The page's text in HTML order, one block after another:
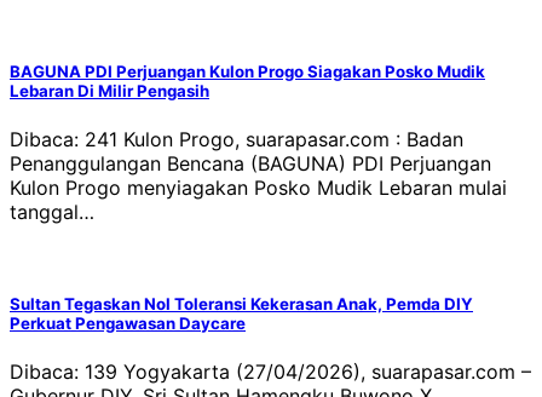
BAGUNA PDI Perjuangan Kulon Progo Siagakan Posko Mudik
Lebaran Di Milir Pengasih
Dibaca: 241 Kulon Progo, suarapasar.com : Badan
Penanggulangan Bencana (BAGUNA) PDI Perjuangan
Kulon Progo menyiagakan Posko Mudik Lebaran mulai
tanggal…
Sultan Tegaskan Nol Toleransi Kekerasan Anak, Pemda DIY
Perkuat Pengawasan Daycare
Dibaca: 139 Yogyakarta (27/04/2026), suarapasar.com –